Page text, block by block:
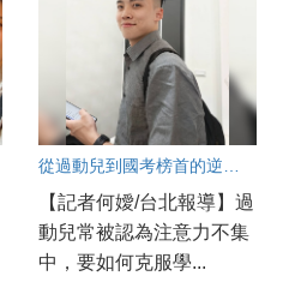
從過動兒到國考榜首的逆襲秘訣
【記者何嬡/台北報導】過
動兒常被認為注意力不集
中，要如何克服學...